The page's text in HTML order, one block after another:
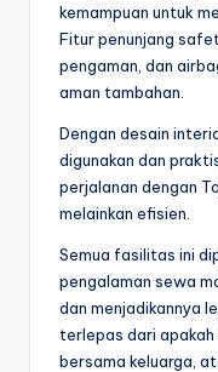
kemampuan untuk
Fitur penunjang
pengaman, dan
aman tambahan.
Dengan desain
digunakan dan
perjalanan dengan
melainkan efisien.
Semua fasilitas ini
pengalaman sewa
dan menjadikannya
terlepas dari apakah
bersama keluarga,